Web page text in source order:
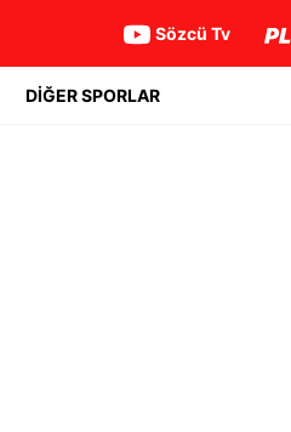
Sözcü Tv
DİĞER SPORLAR